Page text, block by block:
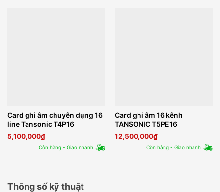
Card ghi âm chuyên dụng 16
line Tansonic T4P16
5,100,000₫
Còn hàng - Giao nhanh
Card ghi âm 16 kênh
TANSONIC T5PE16
12,500,000₫
Còn hàng - Giao nhanh
Thông số kỹ thuật